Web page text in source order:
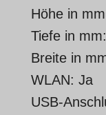
Höhe in
Tiefe in
Breite in
WLAN: Ja
USB-